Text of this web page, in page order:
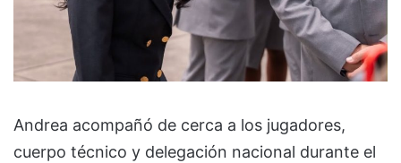
Andrea acompañó de cerca a los jugadores,
cuerpo técnico y delegación nacional durante el